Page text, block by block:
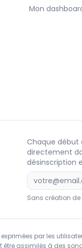
Mon
Chaque début
directement
désinscription
Sans création
par les
assimilés à des